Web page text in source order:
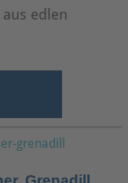
edlen